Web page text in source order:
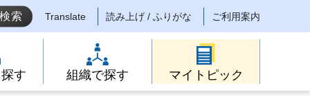
Translate 読み上げ / ふりがな ご利用案内
す 組織で探す マイトピック